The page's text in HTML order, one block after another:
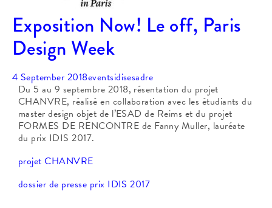
Exposition Now! Le off, Paris
Design Week
4 September 2018eventsidisesadre
Du 5 au 9 septembre 2018, résentation du projet
CHANVRE, réalisé en collaboration avec les étudiants du
master design objet de l’ESAD de Reims et du projet
FORMES DE RENCONTRE de Fanny Muller, lauréate
du prix IDIS 2017.
projet CHANVRE
dossier de presse prix IDIS 2017